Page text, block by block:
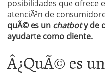
posibilidades que ofrece
atenciÃ³n de
quÃ© es un chatboty de
ayudarte como cliente.
Â¿QuÃ© es un